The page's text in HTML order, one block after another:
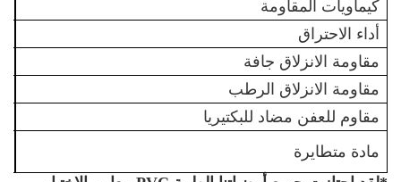
كيماويات المقاومة
أداء الاحتراق
مقاومة الانزلاق جافة
مقاومة الانزلاق الرطب
مقاوم للعفن مضاد للبكتيريا
مادة متطايرة